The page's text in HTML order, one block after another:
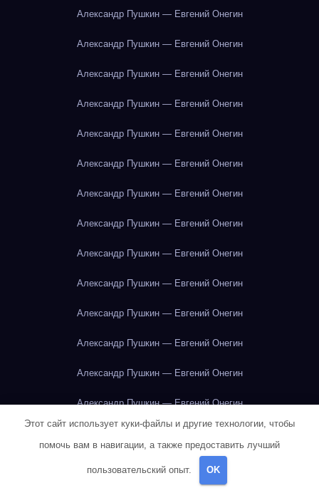
Александр Пушкин — Евгений Онегин
Александр Пушкин — Евгений Онегин
Александр Пушкин — Евгений Онегин
Александр Пушкин — Евгений Онегин
Александр Пушкин — Евгений Онегин
Александр Пушкин — Евгений Онегин
Александр Пушкин — Евгений Онегин
Александр Пушкин — Евгений Онегин
Александр Пушкин — Евгений Онегин
Александр Пушкин — Евгений Онегин
Александр Пушкин — Евгений Онегин
Александр Пушкин — Евгений Онегин
Александр Пушкин — Евгений Онегин
Александр Пушкин — Евгений Онегин
Александр Пушкин — Евгений Онегин
Этот сайт использует куки-файлы и другие технологии, чтобы
помочь вам в навигации, а также предоставить лучший
пользовательский опыт. OK